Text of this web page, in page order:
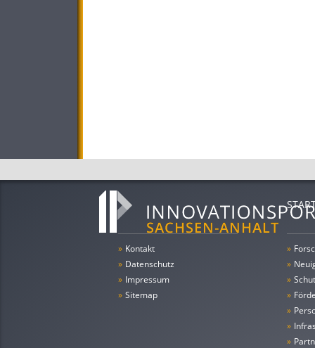
» Kontakt
» Datenschutz
» Impressum
» Sitemap
»
»
»
»
»
»
»